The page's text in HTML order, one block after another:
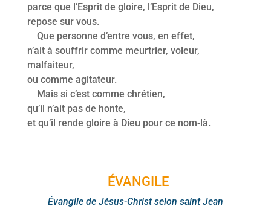
parce que l’Esprit de gloire, l’Esprit de Dieu,
repose sur vous.
Que personne d’entre vous, en effet,
n’ait à souffrir comme meurtrier, voleur,
malfaiteur,
ou comme agitateur.
Mais si c’est comme chrétien,
qu’il n’ait pas de honte,
et qu’il rende gloire à Dieu pour ce nom-là.
ÉVANGILE
Évangile de Jésus-Christ selon saint Jean